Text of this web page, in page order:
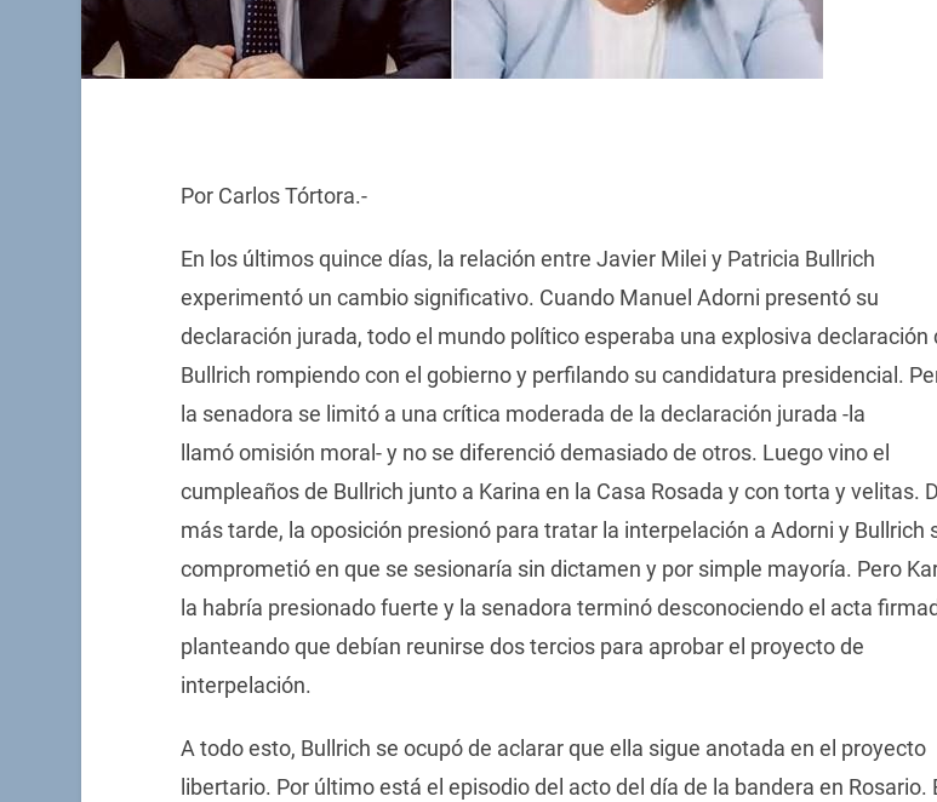
Por Carlos Tórtora.-
En los últimos quince días, la relación entre Javier Milei y Patricia Bullrich
experimentó un cambio significativo. Cuando Manuel Adorni presentó su
declaración jurada, todo el mundo político esperaba una explosiva declaración
Bullrich rompiendo con el gobierno y perfilando su candidatura presidencial.
la senadora se limitó a una crítica moderada de la declaración jurada -la
llamó omisión moral- y no se diferenció demasiado de otros. Luego vino el
cumpleaños de Bullrich junto a Karina en la Casa Rosada y con torta y velitas.
más tarde, la oposición presionó para tratar la interpelación a Adorni y Bullrich
comprometió en que se sesionaría sin dictamen y por simple mayoría. Pero
la habría presionado fuerte y la senadora terminó desconociendo el acta
planteando que debían reunirse dos tercios para aprobar el proyecto de
interpelación.
A todo esto, Bullrich se ocupó de aclarar que ella sigue anotada en el proyecto
libertario. Por último está el episodio del acto del día de la bandera en Rosario.